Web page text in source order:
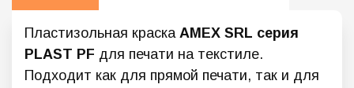
Пластизольная краска AMEX SRL серия
PLAST PF для печати на текстиле.
Подходит как для прямой печати, так и для